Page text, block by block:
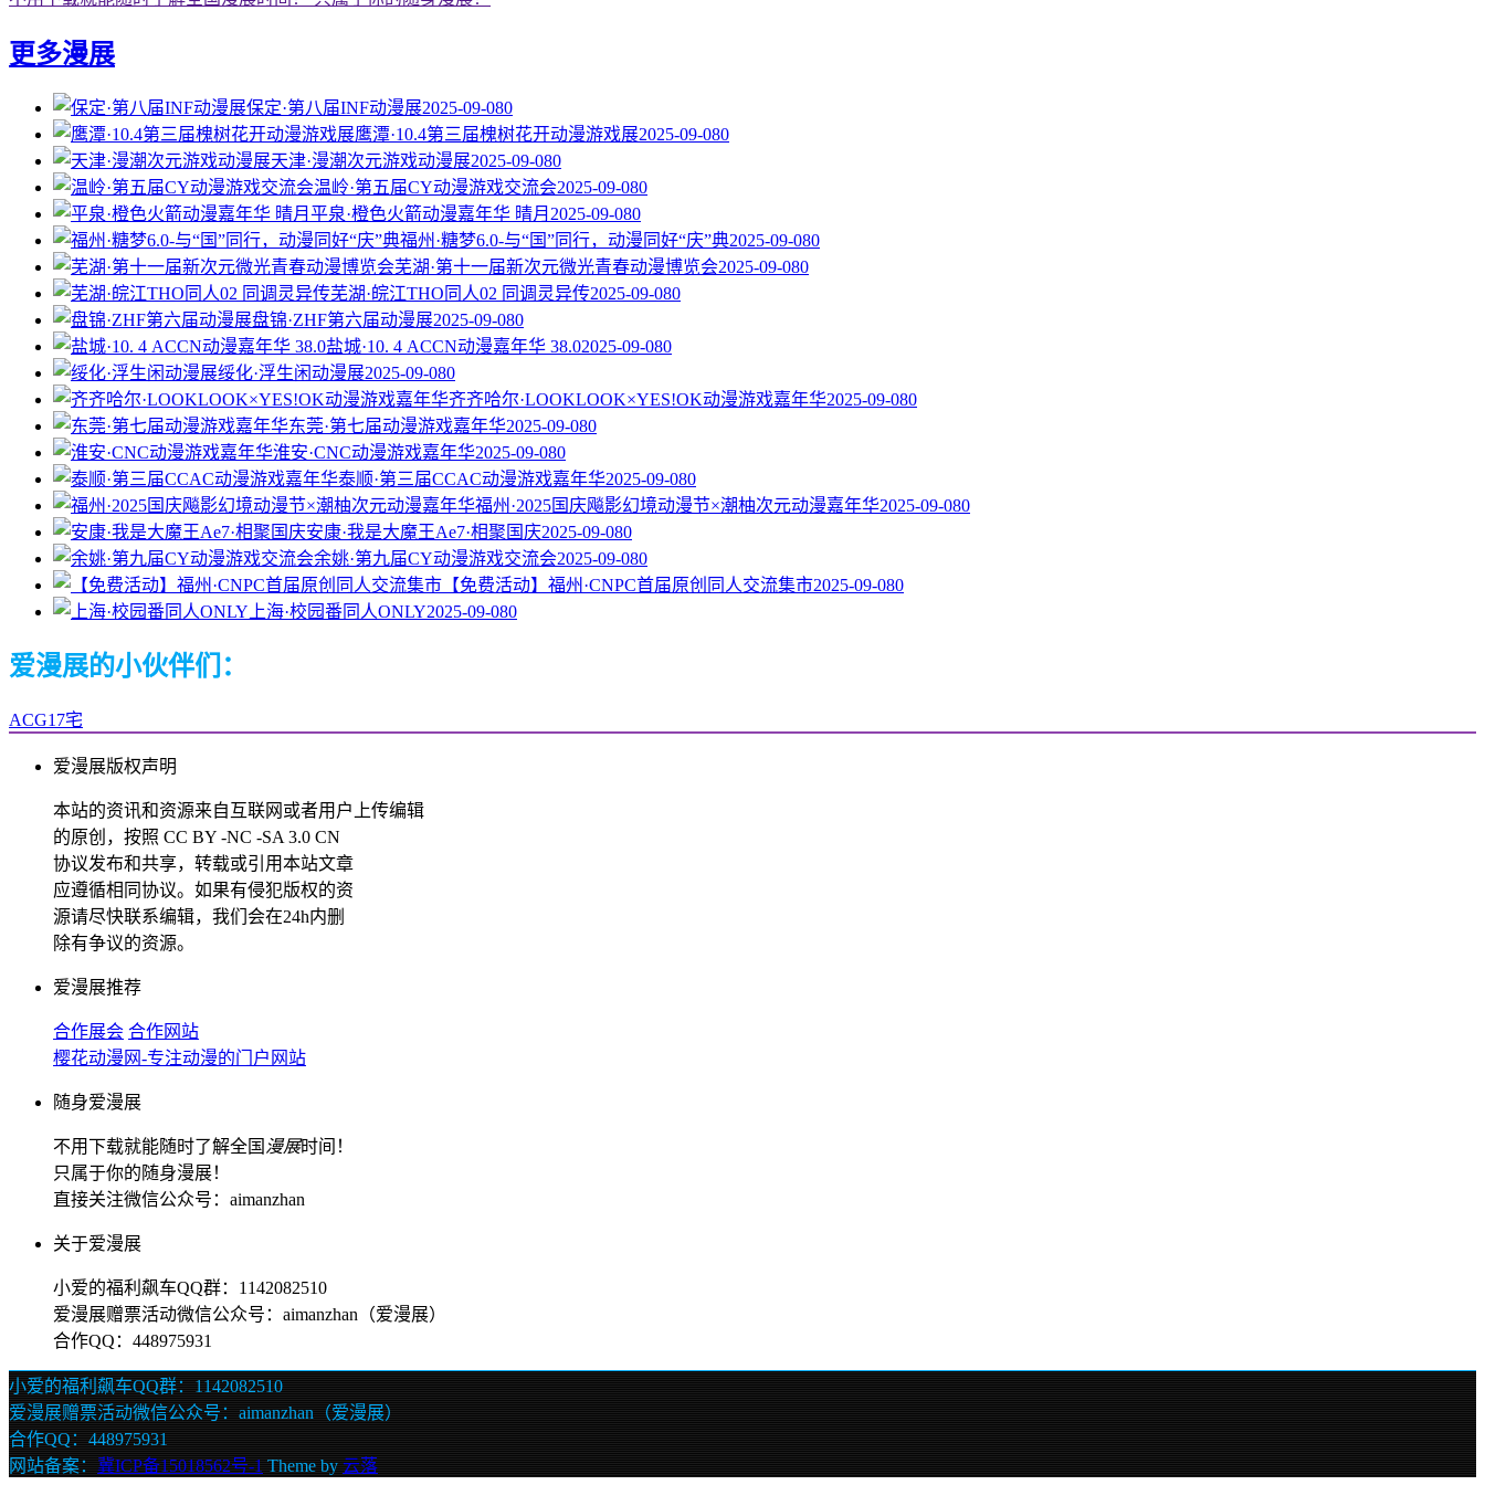
更多漫展
保定·第八届INF动漫展2025-09-080
鹰潭·10.4第三届槐树花开动漫游戏展2025-09-080
天津·漫潮次元游戏动漫展2025-09-080
温岭·第五届CY动漫游戏交流会2025-09-080
平泉·橙色火箭动漫嘉年华 晴月 2025-09-080
福州·糖梦6.0-与“国”同行，动漫同好“庆”典2025-09-080
芜湖·第十一届新次元微光青春动漫博览会2025-09-080
芜湖·皖江THO同人02 同调灵异传2025-09-080
盘锦·ZHF第六届动漫展2025-09-080
盐城·10. 4 ACCN动漫嘉年华 38.02025-09-080
绥化·浮生闲动漫展2025-09-080
齐齐哈尔·LOOKLOOK×YES!OK动漫游戏嘉年华2025-09-080
东莞·第七届动漫游戏嘉年华2025-09-080
淮安·CNC动漫游戏嘉年华2025-09-080
泰顺·第三届CCAC动漫游戏嘉年华2025-09-080
福州·2025国庆飚影幻境动漫节×潮柚次元动漫嘉年华2025-09-080
安康·我是大魔王Ae7·相聚国庆2025-09-080
余姚·第九届CY动漫游戏交流会2025-09-080
【免费活动】福州·CNPC首届原创同人交流集市2025-09-080
上海·校园番同人ONLY2025-09-080
爱漫展的小伙伴们：
ACG17宅
爱漫展版权声明
本站的资讯和资源来自互联网或者用户上传编辑
的原创，按照 CC BY -NC -SA 3.0 CN
协议发布和共享，转载或引用本站文章
应遵循相同协议。如果有侵犯版权的资
源请尽快联系编辑，我们会在24h内删
除有争议的资源。
爱漫展推荐
合作展会 合作网站
樱花动漫网-专注动漫的门户网站
随身爱漫展
不用下载就能随时了解全国 漫展时间！
只属于你的随身漫展！
直接关注微信公众号：aimanzhan
关于爱漫展
小爱的福利飙车QQ群：1142082510
爱漫展赠票活动微信公众号：aimanzhan（爱漫展）
合作QQ：448975931
小爱的福利飙车QQ群：1142082510
爱漫展赠票活动微信公众号：aimanzhan（爱漫展）
合作QQ：448975931
网站备案： 冀ICP备15018562号-1 Theme by 云落